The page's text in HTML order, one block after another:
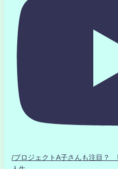
/プロジェクトA子さんも注目？